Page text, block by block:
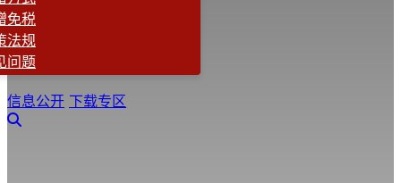
免税
法规
问题
信息公开 下载专区